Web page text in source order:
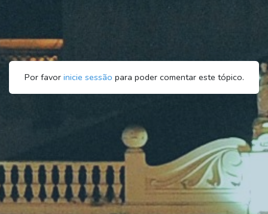
Por favor inicie sessão para poder comentar este tópico.